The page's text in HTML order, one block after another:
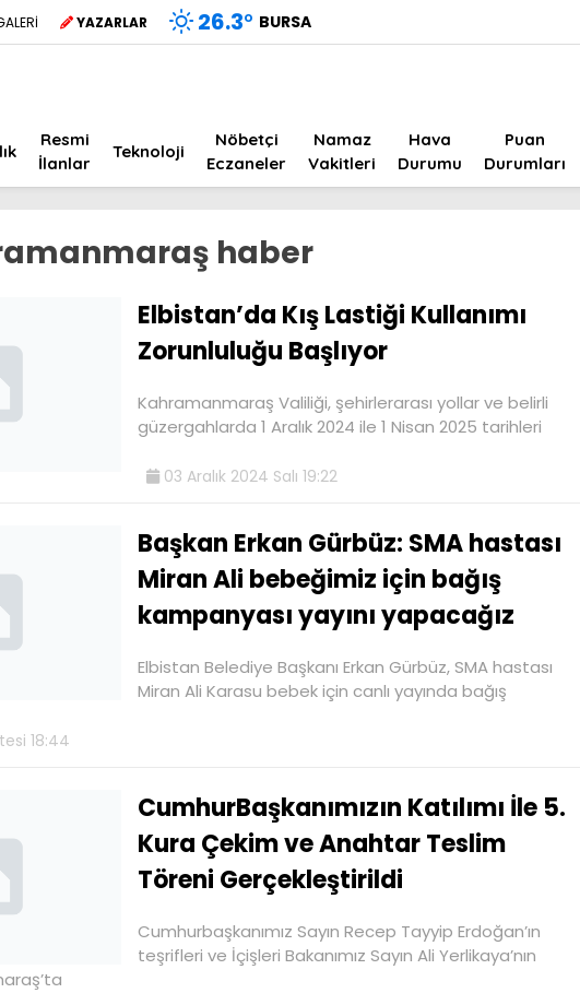
YAZARLAR 26.3° BURSA
Resmi
İlanlar
Teknoloji
Nöbetçi
Eczaneler
Namaz
Vakitleri
Hava
Durumu
Puan
Durumları
haber
Elbistan’da Kış Lastiği Kullanımı
Zorunluluğu Başlıyor
Kahramanmaraş Valiliği, şehirlerarası yollar ve belirli
güzergahlarda 1 Aralık 2024 ile 1 Nisan 2025 tarihleri
03 Aralık 2024 Salı 19:22
Başkan Erkan Gürbüz: SMA hastası
Miran Ali bebeğimiz için bağış
kampanyası yayını yapacağız
Elbistan Belediye Başkanı Erkan Gürbüz, SMA hastası
Miran Ali Karasu bebek için canlı yayında bağış
18:44
CumhurBaşkanımızın Katılımı İle 5.
Kura Çekim ve Anahtar Teslim
Töreni Gerçekleştirildi
Cumhurbaşkanımız Sayın Recep Tayyip Erdoğan’ın
teşrifleri ve İçişleri Bakanımız Sayın Ali Yerlikaya’nın